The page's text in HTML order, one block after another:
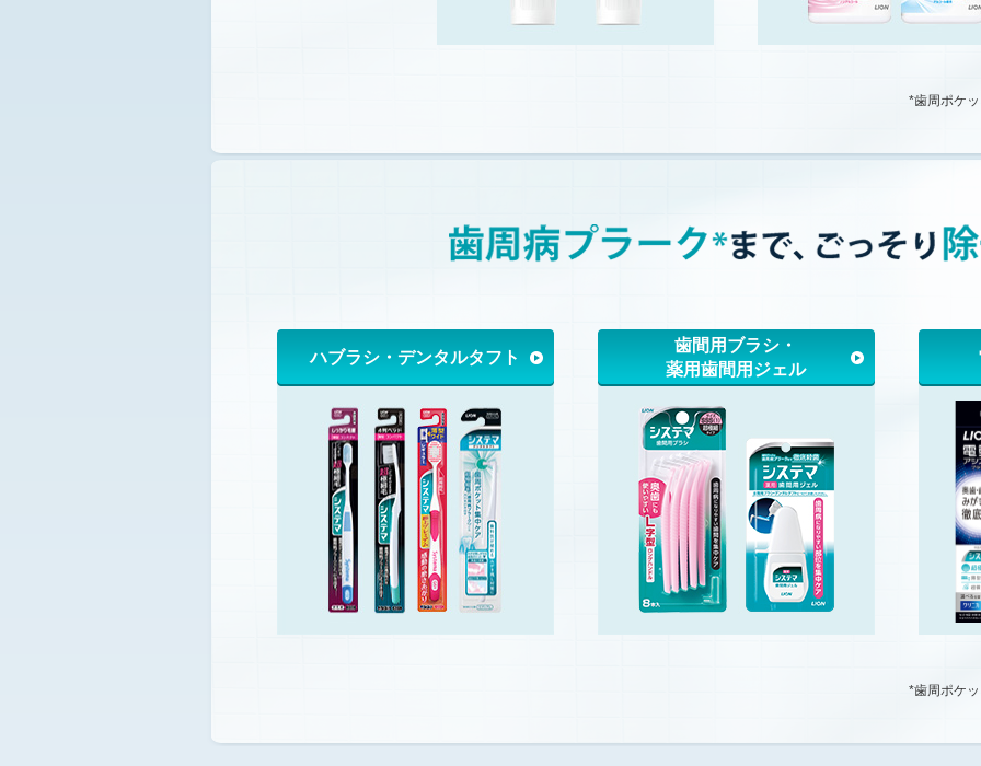
*歯周ポケ
ハブラシ・ デンタルタフト
歯間用ブラシ・
薬用歯間用ジェル
*歯周ポケ